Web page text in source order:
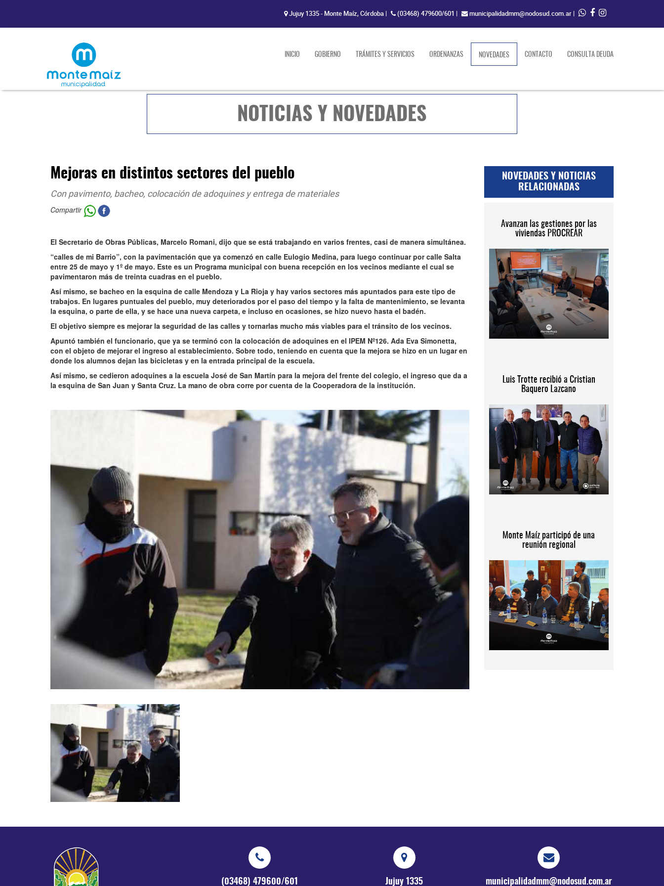
Jujuy 1335 - Monte Maíz, Córdoba | (03468) 479600/601 | municipalidadmm@nodosud.com.ar |
INICIO GOBIERNO TRÁMITES Y SERVICIOS ORDENANZAS NOVEDADES(current)CONTACTO CONSULTA DEUDA
NOTICIAS Y NOVEDADES
Mejoras en distintos sectores del pueblo
Con pavimento, bacheo, colocación de adoquines y entrega de materiales
Compartir
El Secretario de Obras Públicas, Marcelo Romani, dijo que se está trabajando en varios frentes, casi de manera simultánea.
“calles de mi Barrio”, con la pavimentación que ya comenzó en calle Eulogio Medina, para luego continuar por calle Salta
entre 25 de mayo y 1º de mayo. Este es un Programa municipal con buena recepción en los vecinos mediante el cual se
pavimentaron más de treinta cuadras en el pueblo.
Así mismo, se bacheo en la esquina de calle Mendoza y La Rioja y hay varios sectores más apuntados para este tipo de
trabajos. En lugares puntuales del pueblo, muy deteriorados por el paso del tiempo y la falta de mantenimiento, se levanta
la esquina, o parte de ella, y se hace una nueva carpeta, e incluso en ocasiones, se hizo nuevo hasta el badén.
El objetivo siempre es mejorar la seguridad de las calles y tornarlas mucho más viables para el tránsito de los vecinos.
Apuntó también el funcionario, que ya se terminó con la colocación de adoquines en el IPEM Nº126. Ada Eva Simonetta,
con el objeto de mejorar el ingreso al establecimiento. Sobre todo, teniendo en cuenta que la mejora se hizo en un lugar en
donde los alumnos dejan las bicicletas y en la entrada principal de la escuela.
Así mismo, se cedieron adoquines a la escuela José de San Martín para la mejora del frente del colegio, el ingreso que da a
la esquina de San Juan y Santa Cruz. La mano de obra corre por cuenta de la Cooperadora de la institución.
NOVEDADES Y NOTICIAS
RELACIONADAS
Avanzan las gestiones por las
viviendas PROCREAR
Luis Trotte recibió a Cristian
Baquero Lazcano
Monte Maíz participó de una
reunión regional
(03468) 479600/601 Jujuy 1335 municipalidadmm@nodosud.com.ar